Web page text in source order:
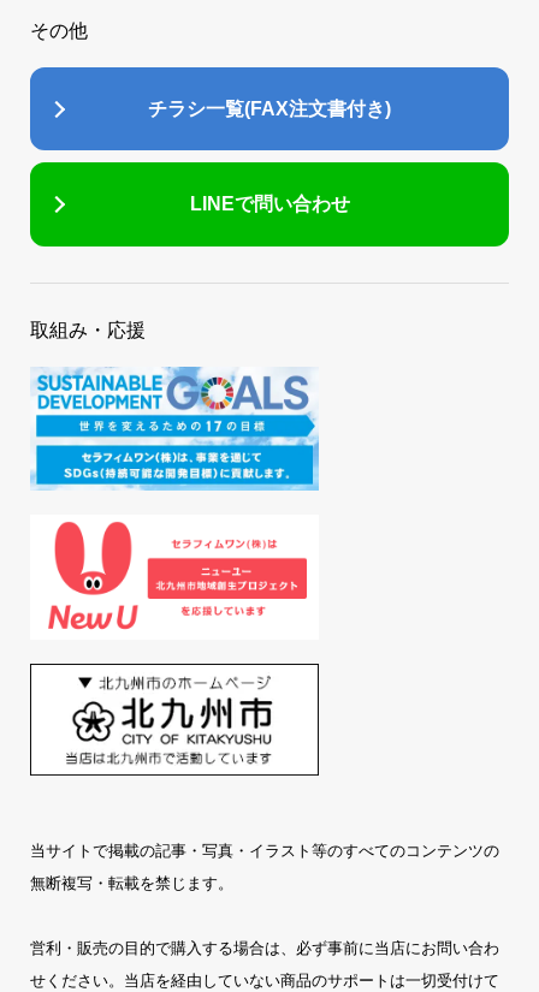
その他
チラシ一覧(FAX注文書付き)
LINEで問い合わせ
取組み・応援
当サイトで掲載の記事・写真・イラスト等のすべてのコンテンツの
無断複写・転載を禁じます。
営利・販売の目的で購入する場合は、必ず事前に当店にお問い合わ
せください。当店を経由していない商品のサポートは一切受付けて